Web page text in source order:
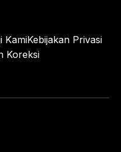
KamiKebijakan Privasi
Koreksi